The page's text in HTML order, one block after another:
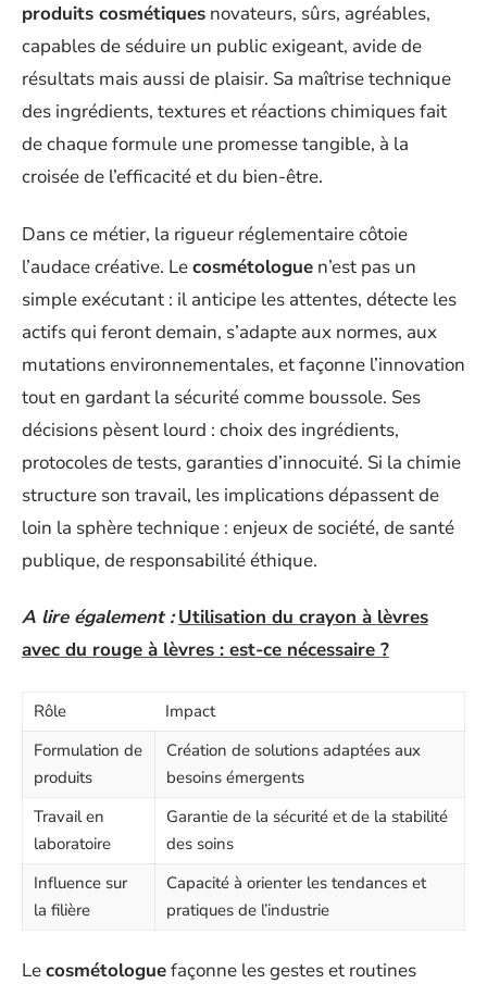
produits cosmétiques novateurs, sûrs, agréables,
capables de séduire un public exigeant, avide de
résultats mais aussi de plaisir. Sa maîtrise technique
des ingrédients, textures et réactions chimiques fait
de chaque formule une promesse tangible, à la
croisée de l’efficacité et du bien-être.
Dans ce métier, la rigueur réglementaire côtoie
l’audace créative. Lecosmétologue n’est pas un
simple exécutant : il anticipe les attentes, détecte les
actifs qui feront demain, s’adapte aux normes, aux
mutations environnementales, et façonne l’innovation
tout en gardant la sécurité comme boussole. Ses
décisions pèsent lourd : choix des ingrédients,
protocoles de tests, garanties d’innocuité. Si la chimie
structure son travail, les implications dépassent de
loin la sphère technique : enjeux de société, de santé
publique, de responsabilité éthique.
A lire également : Utilisation du crayon à lèvres
avec du rouge à lèvres : est-ce nécessaire ?
Rôle
Impact
Formulation de
produits
Création de solutions adaptées aux
besoins émergents
Travail en
laboratoire
Garantie de la sécurité et de la stabilité
des soins
Influence sur
la filière
Capacité à orienter les tendances et
pratiques de l’industrie
Lecosmétologuefaçonne les gestes et routines